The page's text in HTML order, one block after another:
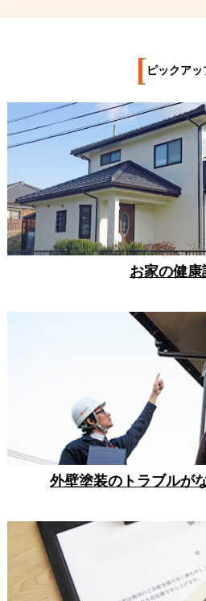
[ ピックアッ
お家の健康
外壁塗装のトラブルが